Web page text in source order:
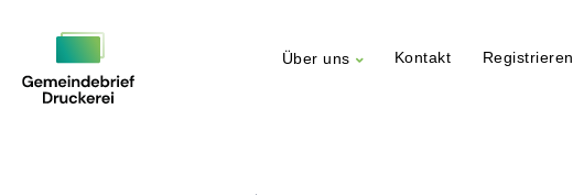
Über uns Kontakt Registrieren